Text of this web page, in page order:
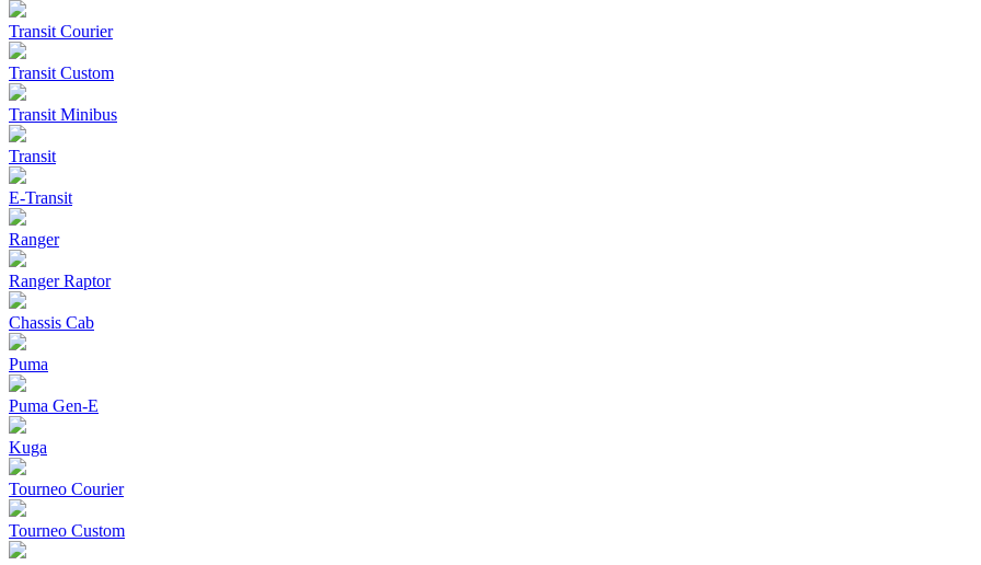
Transit Courier
Transit Custom
Transit Minibus
Transit
E-Transit
Ranger
Ranger Raptor
Chassis Cab
Puma
Puma Gen‑E
Kuga
Tourneo Courier
Tourneo Custom